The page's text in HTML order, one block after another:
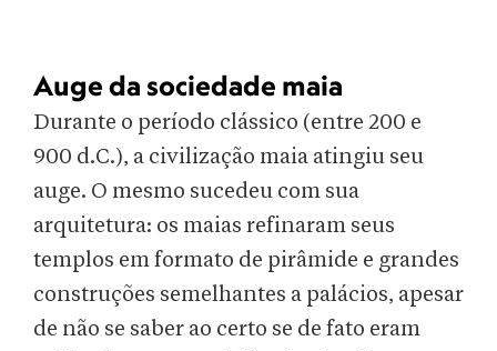
Auge da sociedade maia
Durante o período clássico (entre 200 e
900 d.C.), a civilização maia atingiu seu
auge. O mesmo sucedeu com sua
arquitetura: os maias refinaram seus
templos em formato de pirâmide e grandes
construções semelhantes a palácios, apesar
de não se saber ao certo se de fato eram